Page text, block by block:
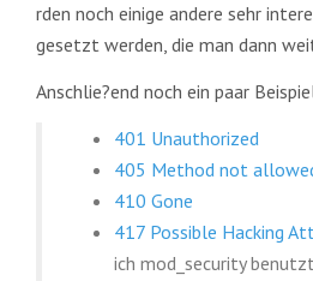
rden noch einige andere sehr
gesetzt werden, die man dann
Anschlie?end noch ein paar
401 Unauthorized
405 Method not
410 Gone
417 Possible Hacking
ich mod_security